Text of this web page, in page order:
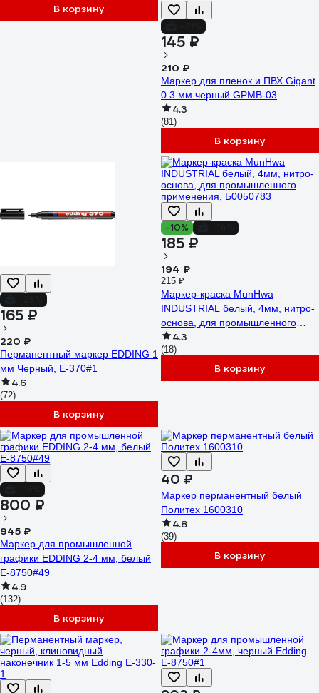
В корзину
145 ₽
210 ₽
Маркер для пленок и ПВХ Gigant
0.3 мм черный GPMB-03
4.3
(81)
В корзину
165 ₽
220 ₽
Перманентный маркер EDDING 1
мм Черный, E-370#1
4.6
(72)
В корзину
-10%
185 ₽
194 ₽
215 ₽
Маркер-краска MunHwa
INDUSTRIAL белый, 4мм, нитро-
основа, для промышленного
применения, Б0050783
4.3
(18)
В корзину
800 ₽
945 ₽
Маркер для промышленной
графики EDDING 2-4 мм, белый
E-8750#49
4.9
(132)
В корзину
40 ₽
Маркер перманентный белый
Политех 1600310
4.8
(39)
В корзину